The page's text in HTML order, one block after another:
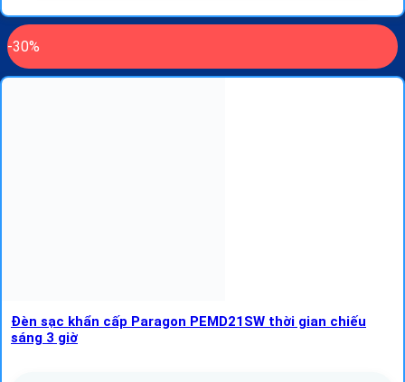
-30%
Đèn sạc khẩn cấp Paragon PEMD21SW thời gian chiếu
sáng 3 giờ